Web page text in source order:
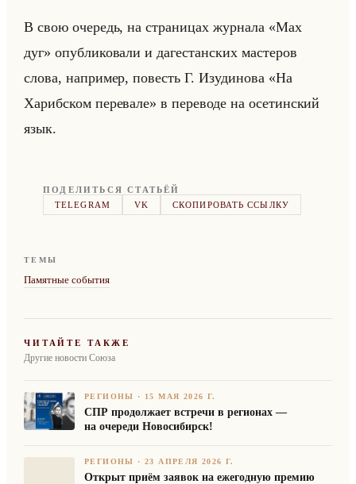
В свою оче­редь, на стра­ни­цах жур­на­ла «Мах
дуг» опуб­ли­ко­ва­ли и да­ге­стан­ских ма­сте­ров
слова, на­при­мер, по­весть Г. Изу­ди­но­ва «На
Харибском перевале» в пе­ре­во­де на осе­тин­ский
язык.
ПОДЕЛИТЬСЯ СТАТЬЁЙ
TELEGRAM
VK СКОПИРОВАТЬ ССЫЛКУ
ТЕМЫ
Памятные события
ЧИТАЙТЕ ТАКЖЕ
Другие новости Союза
РЕГИОНЫ · 15 МАЯ 2026 Г.
СПР продолжает встречи в регионах —
на очереди Новосибирск!
РЕГИОНЫ ·23 АПРЕЛЯ 2026 Г.
Открыт приём заявок на ежегодную премию